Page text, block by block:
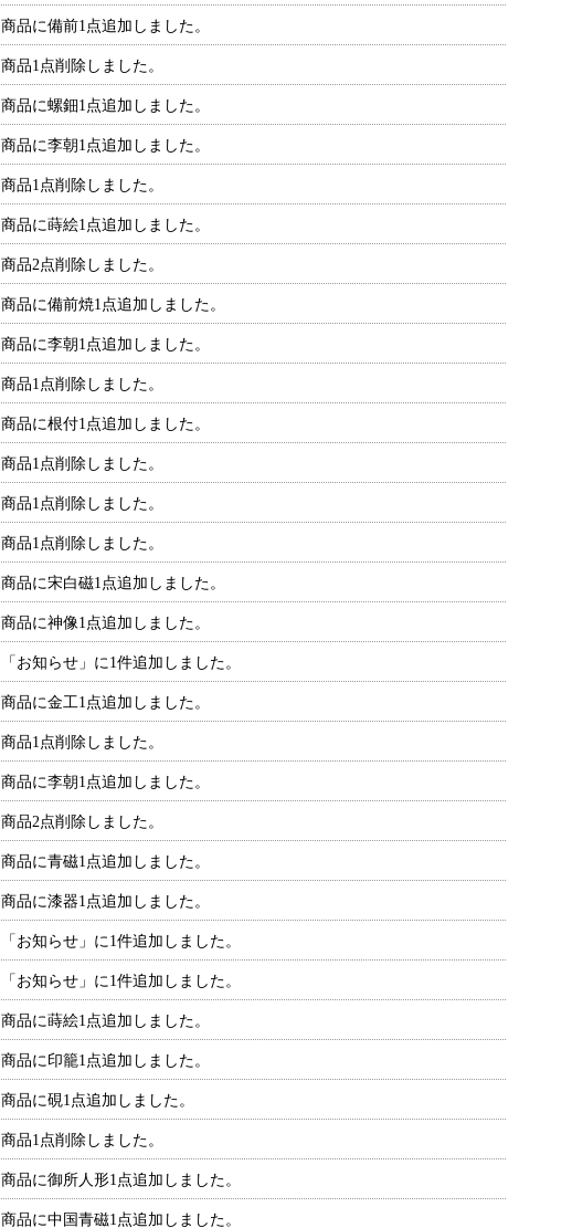
商品に備前1点追加しました。
商品1点削除しました。
商品に螺鈿1点追加しました。
商品に李朝1点追加しました。
商品1点削除しました。
商品に蒔絵1点追加しました。
商品2点削除しました。
商品に備前焼1点追加しました。
商品に李朝1点追加しました。
商品1点削除しました。
商品に根付1点追加しました。
商品1点削除しました。
商品1点削除しました。
商品1点削除しました。
商品に宋白磁1点追加しました。
商品に神像1点追加しました。
「お知らせ」に1件追加しました。
商品に金工1点追加しました。
商品1点削除しました。
商品に李朝1点追加しました。
商品2点削除しました。
商品に青磁1点追加しました。
商品に漆器1点追加しました。
「お知らせ」に1件追加しました。
「お知らせ」に1件追加しました。
商品に蒔絵1点追加しました。
商品に印籠1点追加しました。
商品に硯1点追加しました。
商品1点削除しました。
商品に御所人形1点追加しました。
商品に中国青磁1点追加しました。